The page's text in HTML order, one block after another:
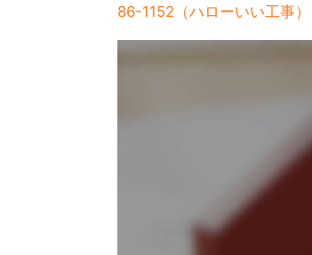
86-1152（ハローいい工事）